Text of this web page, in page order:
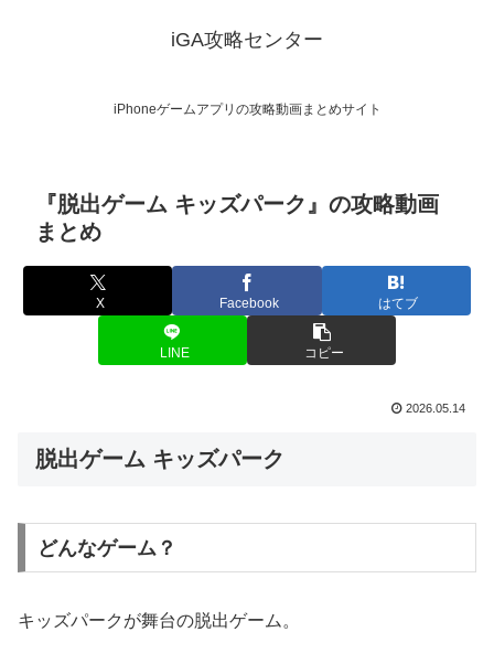
iGA攻略センター
iPhoneゲームアプリの攻略動画まとめサイト
『脱出ゲーム キッズパーク』の攻略動画
まとめ
X Facebook はてブ
LINE コピー
2026.05.14
脱出ゲーム キッズパーク
どんなゲーム？
キッズパークが舞台の脱出ゲーム。